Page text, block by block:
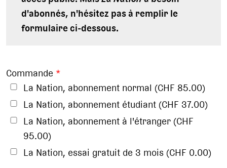
d'abonnés, n'hésitez pas à remplir le
formulaire ci-dessous.
Commande *
La Nation, abonnement normal (CHF 85.00)
La Nation, abonnement étudiant (CHF 37.00)
La Nation, abonnement à l'étranger (CHF
95.00)
La Nation, essai gratuit de 3 mois (CHF 0.00)